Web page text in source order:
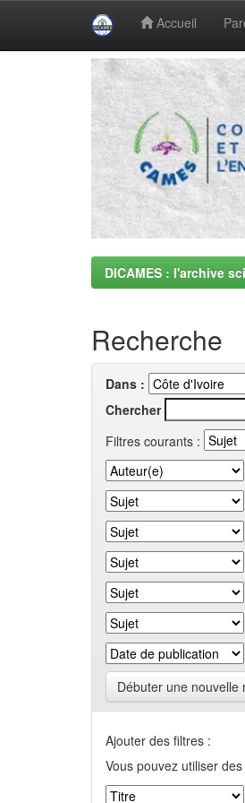
Accueil
DICAMES : l'archive
Recherche
Dans :
Chercher
Filtres courants :
Débuter une nouvelle
Ajouter des filtres :
Vous pouvez utiliser